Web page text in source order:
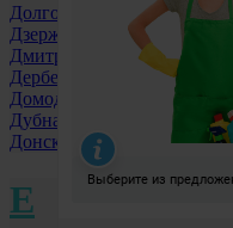
Долгопрудный МО
Дзержинск
Дмитровоград
Дербент
Домодедово
Дубна
Донской
Е